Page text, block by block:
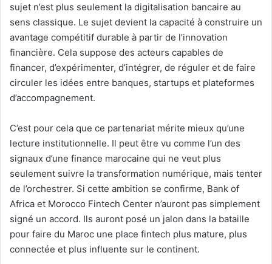
sujet n’est plus seulement la digitalisation bancaire au
sens classique. Le sujet devient la capacité à construire un
avantage compétitif durable à partir de l’innovation
financière. Cela suppose des acteurs capables de
financer, d’expérimenter, d’intégrer, de réguler et de faire
circuler les idées entre banques, startups et plateformes
d’accompagnement.
C’est pour cela que ce partenariat mérite mieux qu’une
lecture institutionnelle. Il peut être vu comme l’un des
signaux d’une finance marocaine qui ne veut plus
seulement suivre la transformation numérique, mais tenter
de l’orchestrer. Si cette ambition se confirme, Bank of
Africa et Morocco Fintech Center n’auront pas simplement
signé un accord. Ils auront posé un jalon dans la bataille
pour faire du Maroc une place fintech plus mature, plus
connectée et plus influente sur le continent.